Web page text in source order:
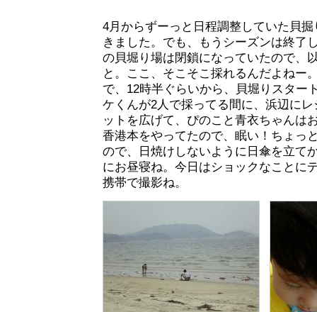
4月からずーっと日程調整していた貝
きました。でも、もうシーズンは終了
の貝堀り場は閉鎖になっていたので、
と。ここ、そこそこ採れるんだよねー
で、12時半ぐらいから、貝堀りスター
ケくんが2人で採ってる間に、浜辺に
ットを広げて、ぴのこと青衣ちゃんは
香港本をやってたので、眠い！ちょっ
ので、日焼けしないように日傘を立て
にお昼寝ね。今日はショックなことに
携帯で撮影ね。